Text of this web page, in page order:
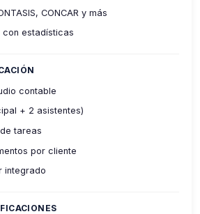
CONCAR y más
con estadísticas
contable
+ 2 asistentes)
tareas
por cliente
integrado